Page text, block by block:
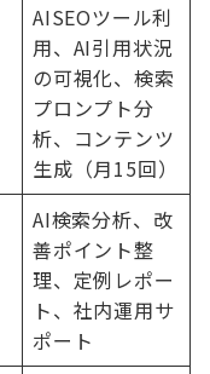
AISEOツール利
用、AI引用状況
の可視化、検索
プロンプト分
析、コンテンツ
生成（月15回）
AI検索分析、改
善ポイント整
理、定例レポー
ト、社内運用サ
ポート